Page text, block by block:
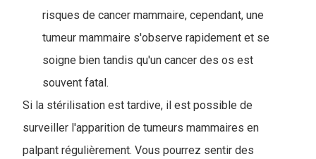
risques de cancer mammaire, cependant, une
tumeur mammaire s'observe rapidement et se
soigne bien tandis qu'un cancer des os est
souvent fatal.
Si la stérilisation est tardive, il est possible de
surveiller l'apparition de tumeurs mammaires en
palpant régulièrement. Vous pourrez sentir des